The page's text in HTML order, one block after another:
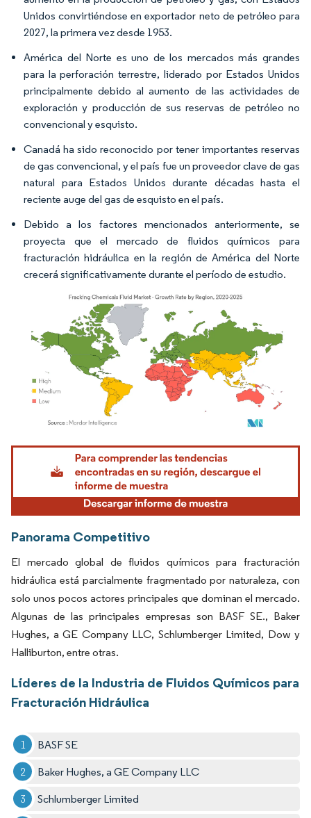
Unidos convirtiéndose en exportador neto de petróleo para
2027, la primera vez desde 1953.
América del Norte es uno de los mercados más grandes
para la perforación terrestre, liderado por Estados Unidos
principalmente debido al aumento de las actividades de
exploración y producción de sus reservas de petróleo no
convencional y esquisto.
Canadá ha sido reconocido por tener importantes reservas
de gas convencional, y el país fue un proveedor clave de gas
natural para Estados Unidos durante décadas hasta el
reciente auge del gas de esquisto en el país.
Debido a los factores mencionados anteriormente, se
proyecta que el mercado de fluidos químicos para
fracturación hidráulica en la región de América del Norte
crecerá significativamente durante el período de estudio.
Imagen © Mordor Intelligence. El uso requiere atribución según CC BY 4.0.
Panorama Competitivo
El mercado global de fluidos químicos para fracturación
hidráulica está parcialmente fragmentado por naturaleza, con
solo unos pocos actores principales que dominan el mercado.
Algunas de las principales empresas son BASF SE., Baker
Hughes, a GE Company LLC, Schlumberger Limited, Dow y
Halliburton, entre otras.
Líderes de la Industria de Fluidos Químicos para
Fracturación Hidráulica
BASF SE
Baker Hughes, a GE Company LLC
Schlumberger Limited